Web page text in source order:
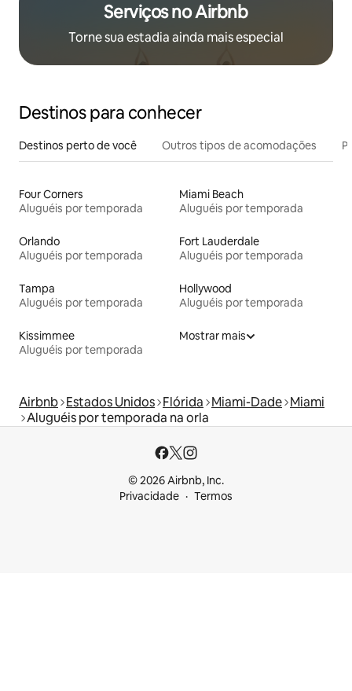
Serviços no Airbnb
Torne sua estadia ainda mais especial
Destinos para conhecer
Destinos perto de você Outros tipos de acomodações
Four Corners
Aluguéis por temporada
Miami Beach
Aluguéis por temporada
Orlando
Aluguéis por temporada
Fort Lauderdale
Aluguéis por temporada
Tampa
Aluguéis por temporada
Hollywood
Aluguéis por temporada
Kissimmee
Aluguéis por temporada
Mostrar mais
Airbnb Estados Unidos Flórida Miami-Dade Miami
Aluguéis por temporada na orla
© 2026 Airbnb, Inc.
Privacidade
Termos